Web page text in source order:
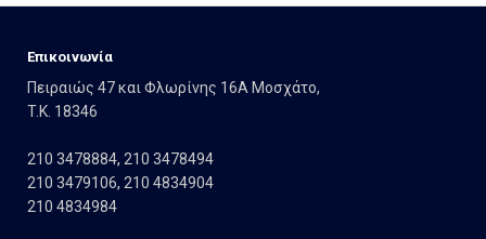
Eπικοινωνία
Πειραιώς 47 και Φλωρίνης 16Α Μοσχάτο,
T.K. 18346
210 3478884, 210 3478494
210 3479106, 210 4834904
210 4834984